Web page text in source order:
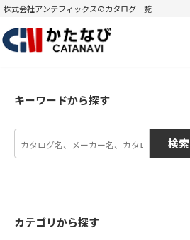
株式会社アンテフィックスのカタログ一覧
キーワードから探す
検索
カテゴリから探す